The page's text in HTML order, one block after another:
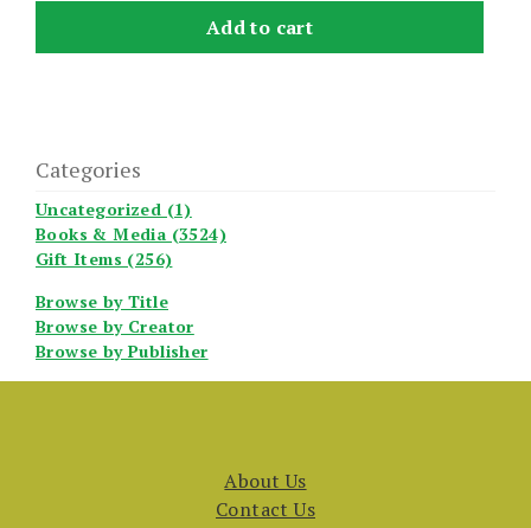
Add to cart
Categories
Uncategorized (1)
Books & Media (3524)
Gift Items (256)
Browse by Title
Browse by Creator
Browse by Publisher
About Us
Contact Us